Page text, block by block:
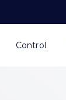
Control